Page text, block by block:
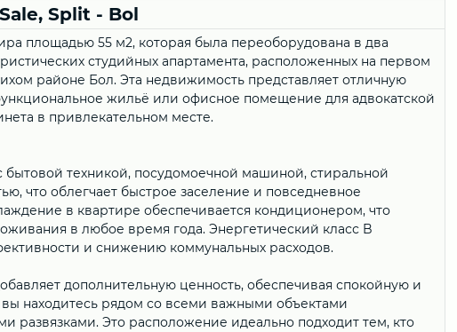
Split - Bol
площадью 55 м2, которая была переоборудована в два
студийных апартамента, расположенных на первом
районе Бол. Эта недвижимость представляет отличную
жильё или офисное помещение для адвокатской
в привлекательном месте.
техникой, посудомоечной машиной, стиральной
что облегчает быстрое заселение и повседневное
в квартире обеспечивается кондиционером, что
в любое время года. Энергетический класс B
и снижению коммунальных расходов.
дополнительную ценность, обеспечивая спокойную и
находитесь рядом со всеми важными объектами
развязками. Это расположение идеально подходит тем, кто